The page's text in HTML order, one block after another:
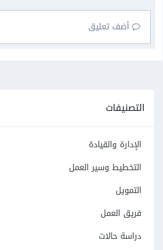
أضف تعليق
التصنيفات
الإدارة والقيادة
التخطيط وسير العمل
التمويل
فريق العمل
دراسة حالات